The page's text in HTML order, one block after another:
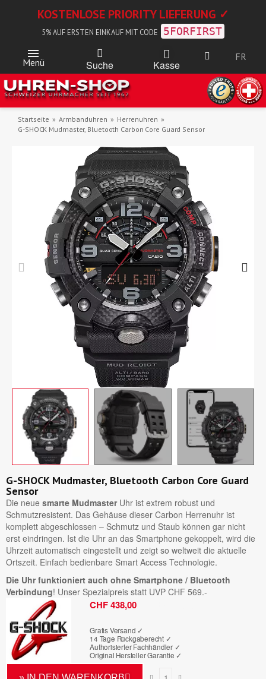
KOSTENLOSE PRIORITY LIEFERUNG ✓
5% AUF ERSTEN EINKAUF MIT CODE 5FORFIRST
Menü Suche Kasse
FR
Startseite Armbanduhren
Herrenuhren
G-SHOCK Mudmaster, Bluetooth Carbon Core Guard Sensor
G-SHOCK Mudmaster, Bluetooth Carbon Core Guard
Sensor
Die neue smarte MudmasterUhr ist extrem robust und
Schmutzresistent. Das Gehäuse dieser Carbon Herrenuhr ist
komplett abgeschlossen – Schmutz und Staub können gar nicht
erst eindringen. Ist die Uhr an das Smartphone gekoppelt, wird die
Uhrzeit automatisch eingestellt und zeigt so weltweit die aktuelle
Ortszeit. Einfach bedienbare Smart Access Technologie.
Die Uhr funktioniert auch ohne Smartphone / Bluetooth
Verbindung! Unser Spezialpreis statt UVP CHF 569.-
CHF 438,00
Gratis Versand ✓
14 Tage Rückgaberecht ✓
Authorisierter Fachhändler ✓
Original Hersteller Garantie ✓